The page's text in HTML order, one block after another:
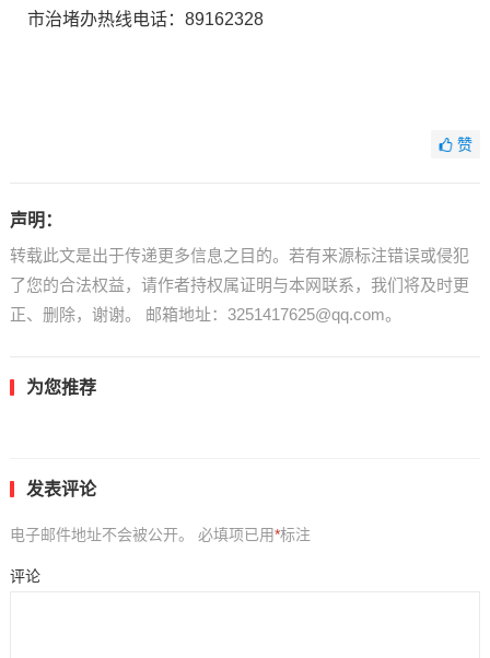
市治堵办热线电话：89162328
赞
声明：
转载此文是出于传递更多信息之目的。若有来源标注错误或侵犯
了您的合法权益，请作者持权属证明与本网联系，我们将及时更
正、删除，谢谢。 邮箱地址：3251417625@qq.com。
为您推荐
发表评论
电子邮件地址不会被公开。 必填项已用*标注
评论